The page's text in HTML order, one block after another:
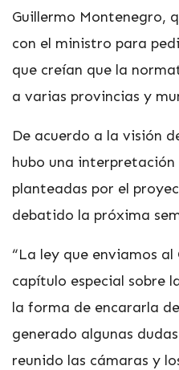
Guillermo Montenegro,
con el ministro para
que creían que la
a varias provincias y
De acuerdo a la visión
hubo una
planteadas por el
debatido la próxima
“La ley que enviamos
capítulo especial sobre
la forma de encararla
generado algunas
reunido las cámaras y